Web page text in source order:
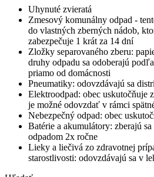
Uhynuté zvieratá
Zmesový komunálny odpad -
do vlastných zberných nádob,
zabezpečuje 1 krát za 14 dní
Zložky separovaného zberu:
druhy odpadu sa odoberajú
priamo od domácnosti
Pneumatiky: odovzdávajú sa
Elektroodpad: obec uskutočňuje
je možné odovzdať v rámci
Nebezpečný odpad: obec
Batérie a akumulátory: zberajú
odpadom 2x ročne
Lieky a liečivá zo zdravotnej
starostlivosti: odovzdávajú sa v